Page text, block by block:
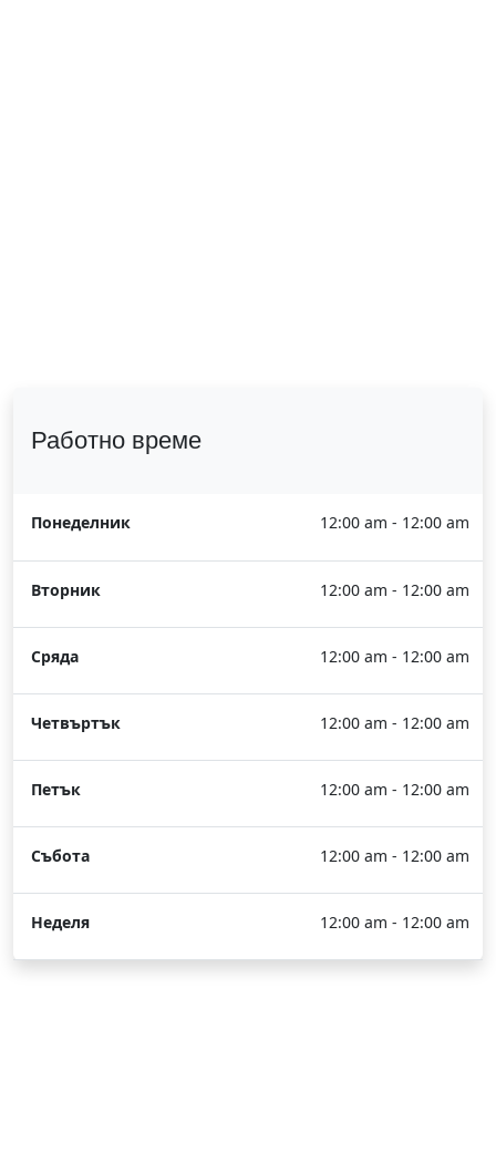
Работно време
Понеделник 12:00 am - 12:00 am
Вторник 12:00 am - 12:00 am
Сряда 12:00 am - 12:00 am
Четвъртък 12:00 am - 12:00 am
Петък 12:00 am - 12:00 am
Събота 12:00 am - 12:00 am
Неделя 12:00 am - 12:00 am